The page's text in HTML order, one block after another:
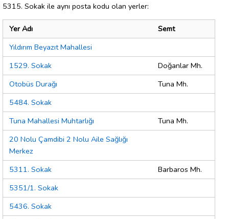
5315. Sokak ile aynı posta kodu olan yerler:
Yer Adı
Semt
Yıldırım Beyazıt Mahallesi
1529. Sokak
Doğanlar Mh.
Otobüs Durağı
Tuna Mh.
5484. Sokak
Tuna Mahallesi Muhtarlığı
Tuna Mh.
20 Nolu Çamdibi 2 Nolu Aile Sağlığı
Merkez
5311. Sokak
Barbaros Mh.
5351/1. Sokak
5436. Sokak